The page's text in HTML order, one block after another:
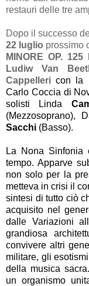
restauri delle tre
Dopo il successo
22 luglio prossimo
MINORE OP.
Ludiw Van
Cappellericon la
Carlo Coccia di
solisti Linda
(Mezzosoprano),
Sacchi (Basso).
La Nona Sinfonia
tempo. Apparve
non solo per la
metteva in crisi il
sintesi di tutto ciò
acquisito nel
dalle Variazioni
grandiosa
convivere altri
militare, gli
della musica
un organismo